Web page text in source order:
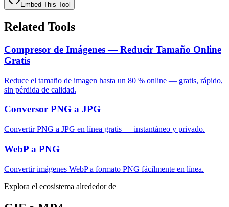
Embed This Tool
Related Tools
Compresor de Imágenes — Reducir Tamaño Online
Gratis
Reduce el tamaño de imagen hasta un 80 % online — gratis, rápido,
sin pérdida de calidad.
Conversor PNG a JPG
Convertir PNG a JPG en línea gratis — instantáneo y privado.
WebP a PNG
Convertir imágenes WebP a formato PNG fácilmente en línea.
Explora el ecosistema alrededor de